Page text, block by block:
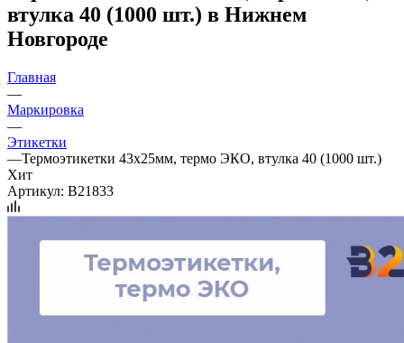
втулка 40 (1000 шт.) в Нижнем
Новгороде
Главная
—
Маркировка
—
Этикетки
—Термоэтикетки 43х25мм, термо ЭКО, втулка 40 (1000 шт.)
Хит
Артикул: B21833